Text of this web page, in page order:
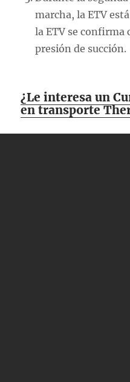
marcha, la ETV
la ETV se confirma
presión de succión.
¿Le interesa un
en transporte